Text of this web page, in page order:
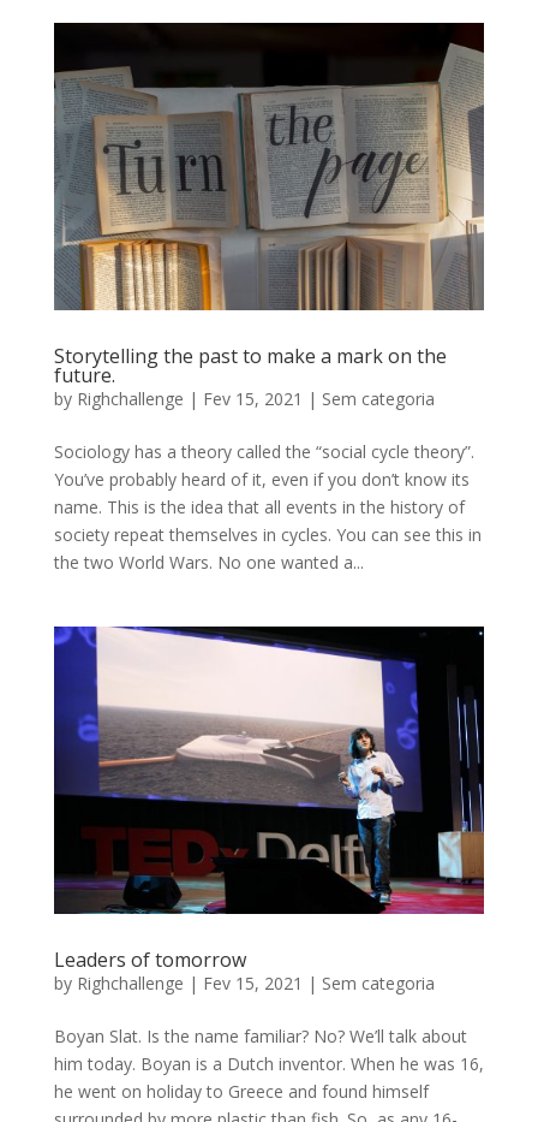
Storytelling the past to make a mark on the
future.
by Righchallenge | Fev 15, 2021 | Sem categoria
Sociology has a theory called the “social cycle theory”.
You’ve probably heard of it, even if you don’t know its
name. This is the idea that all events in the history of
society repeat themselves in cycles. You can see this in
the two World Wars. No one wanted a...
Leaders of tomorrow
by Righchallenge | Fev 15, 2021 | Sem categoria
Boyan Slat. Is the name familiar? No? We’ll talk about
him today. Boyan is a Dutch inventor. When he was 16,
he went on holiday to Greece and found himself